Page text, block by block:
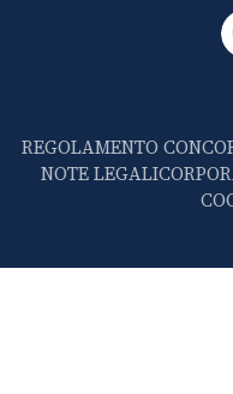
REGOLAMENTO
NOTE LEGALI